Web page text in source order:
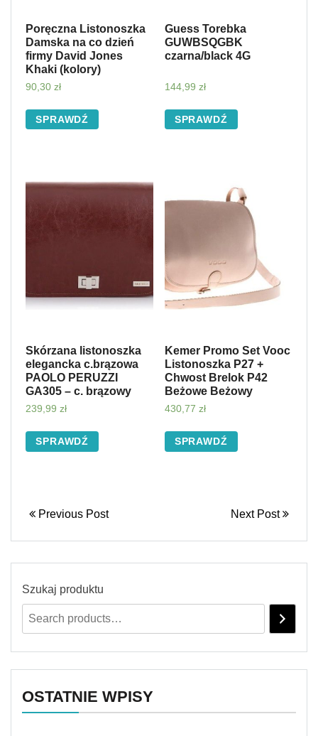
Poręczna Listonoszka
Damska na co dzień
firmy David Jones
Khaki (kolory)
90,30 zł
SPRAWDŹ
Guess Torebka
GUWBSQGBK
czarna/black 4G
144,99 zł
SPRAWDŹ
Skórzana listonoszka
elegancka c.brązowa
PAOLO PERUZZI
GA305 – c. brązowy
239,99 zł
SPRAWDŹ
Kemer Promo Set Vooc
Listonoszka P27 +
Chwost Brelok P42
Beżowe Beżowy
430,77 zł
SPRAWDŹ
Previous Post Next Post
Szukaj produktu
OSTATNIE WPISY